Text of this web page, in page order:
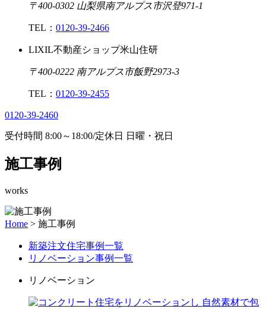
〒400-0302 山梨県南アルプス市沢登971-1
TEL： 0120-39-2466
LIXIL不動産ショップ米山住研
〒400-0222 南アルプス市飯野2973-3
TEL： 0120-39-2455
0120-39-2460
受付時間 8:00～ 18:00/定休日 日曜・祝日
施工事例
works
Home > 施工事例
新築注文住宅事例一覧
リノベーション事例一覧
リノベーション